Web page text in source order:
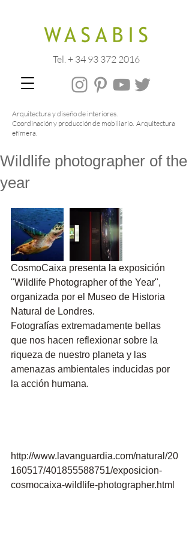
Arquitectura y diseño de interiores.
Coordinación y producción de mobiliario. Arquitectura
efímera.
Tel. + 34 93 372 2016
Wildlife photographer of the
year
CosmoCaixa presenta la exposición
"Wildlife Photographer of the Year",
organizada por el Museo de Historia
Natural de Londres.
Fotografías extremadamente bellas
que nos hacen reflexionar sobre la
riqueza de nuestro planeta y las
amenazas ambientales inducidas por
la acción humana.
http://www.lavanguardia.com/natural/20
160517/401855588751/exposicion-
cosmocaixa-wildlife-photographer.html